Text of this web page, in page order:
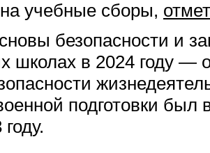
учебные сборы,
безопасности и
школах в 2024 году —
подготовки был